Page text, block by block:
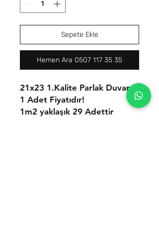
Sepete Ekle
Hemen Ara 0507 117 35 35
21x23 1.Kalite Parlak Duvar
1 Adet Fiyatıdır!
1m2 yaklaşık 29 Adettir